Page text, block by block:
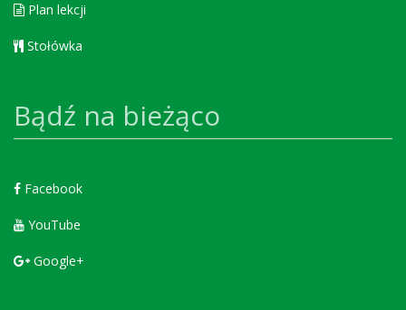
Plan lekcji
Stołówka
Bądź na bieżąco
Facebook
YouTube
Google+